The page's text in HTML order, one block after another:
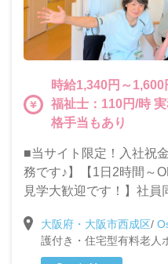
時給1,340円～1,600円 ※資格手当別途支給
福祉士：110円/時
格手当もあり
■当サイト限定！入社祝
務です♪】【1日2時間～
見学大歓迎です！】社員
ートタイムで家庭と仕事
◎週1～OK！
大阪府・大阪市西成区/
護付き・住宅型有料老人